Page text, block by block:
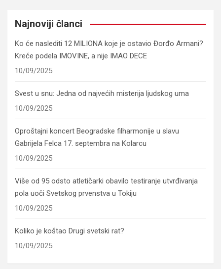
Najnoviji članci
Ko će naslediti 12 MILIONA koje je ostavio Đorđo Armani?
Kreće podela IMOVINE, a nije IMAO DECE
10/09/2025
Svest u snu: Jedna od najvećih misterija ljudskog uma
10/09/2025
Oproštajni koncert Beogradske filharmonije u slavu
Gabrijela Felca 17. septembra na Kolarcu
10/09/2025
Više od 95 odsto atletičarki obavilo testiranje utvrđivanja
pola uoči Svetskog prvenstva u Tokiju
10/09/2025
Koliko je koštao Drugi svetski rat?
10/09/2025